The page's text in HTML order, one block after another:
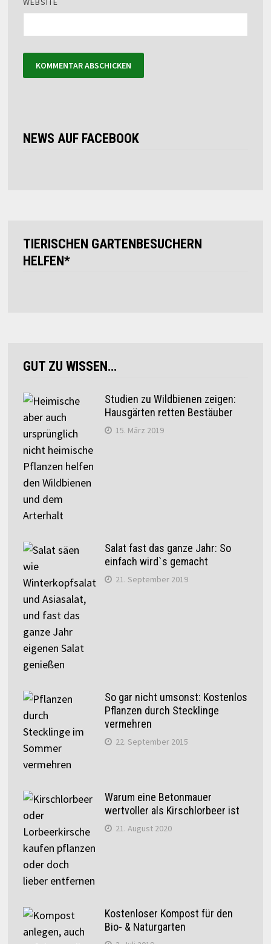
NEWS AUF FACEBOOK
TIERISCHEN GARTENBESUCHERN
HELFEN*
GUT ZU WISSEN…
Studien zu Wildbienen zeigen:
Hausgärten retten Bestäuber
15. März 2019
Salat fast das ganze Jahr: So
einfach wird`s gemacht
21. September 2019
So gar nicht umsonst: Kostenlos
Pflanzen durch Stecklinge
vermehren
22. September 2015
Warum eine Betonmauer
wertvoller als Kirschlorbeer ist
21. August 2020
Kostenloser Kompost für den
Bio- & Naturgarten